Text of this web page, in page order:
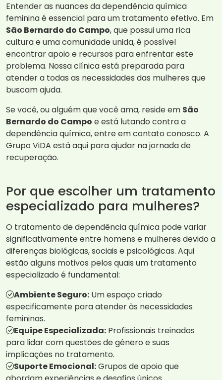
Entender as nuances da dependência química
feminina é essencial para um tratamento efetivo. Em
São Bernardo do Campo, que possui uma rica
cultura e uma comunidade unida, é possível
encontrar apoio e recursos para enfrentar este
problema. Nossa clínica está preparada para
atender a todas as necessidades das mulheres que
buscam ajuda.
Se você, ou alguém que você ama, reside em São
Bernardo do Campo e está lutando contra a
dependência química, entre em contato conosco. A
Grupo ViDA está aqui para ajudar na jornada de
recuperação.
Por que escolher um tratamento
especializado para mulheres?
O tratamento de dependência química pode variar
significativamente entre homens e mulheres devido a
diferenças biológicas, sociais e psicológicas. Aqui
estão alguns motivos pelos quais um tratamento
especializado é fundamental:
Ambiente Seguro: Um espaço criado
especificamente para atender às necessidades
femininas.
Equipe Especializada: Profissionais treinados
para lidar com questões de gênero e suas
implicações no tratamento.
Suporte Emocional:Grupos de apoio que